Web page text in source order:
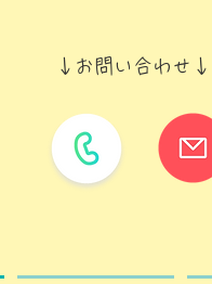
↓​お問い合わせ↓